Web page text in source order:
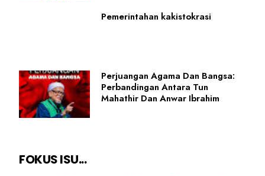
Pemerintahan kakistokrasi
Perjuangan Agama Dan Bangsa:
Perbandingan Antara Tun
Mahathir Dan Anwar Ibrahim
FOKUS ISU...